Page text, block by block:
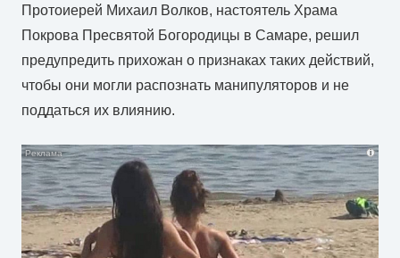
Протоиерей Михаил Волков, настоятель Храма
Покрова Пресвятой Богородицы в Самаре, решил
предупредить прихожан о признаках таких действий,
чтобы они могли распознать манипуляторов и не
поддаться их влиянию.
i